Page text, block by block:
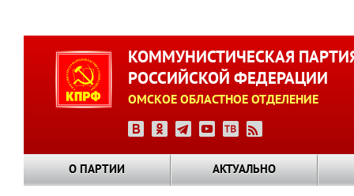
КОММУНИСТИЧЕСКАЯ
РОССИЙСКОЙ ФЕДЕРАЦИИ
ОМСКОЕ ОБЛАСТНОЕ ОТДЕЛЕНИЕ
О ПАРТИИ АКТУАЛЬНО